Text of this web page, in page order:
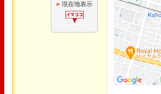
現在地表示